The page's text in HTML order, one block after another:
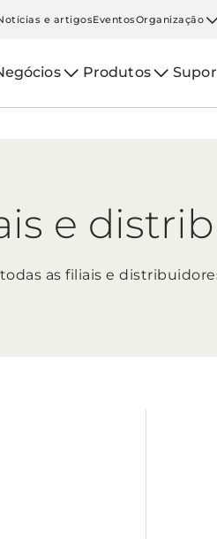
e artigosEventosOrganização
Produtos
e
as filiais e